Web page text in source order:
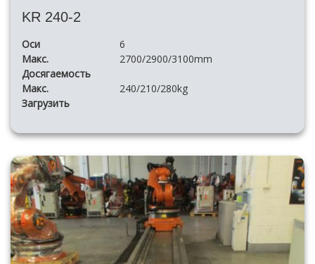
KR 240-2
Оси
6
Макс.
Досягаемость
2700/2900/3100mm
Макс.
Загрузить
240/210/280kg